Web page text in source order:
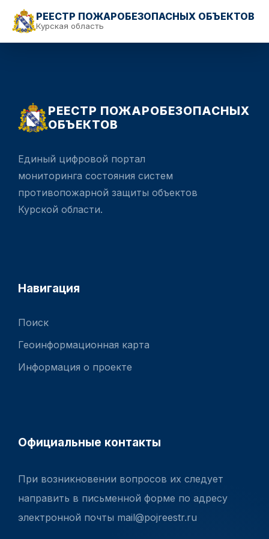
РЕЕСТР ПОЖАРОБЕЗОПАСНЫХ ОБЪЕКТОВ
Курская область
РЕЕСТР ПОЖАРОБЕЗОПАСНЫХ
ОБЪЕКТОВ
Единый цифровой портал
мониторинга состояния систем
противопожарной защиты объектов
Курской области.
Навигация
Поиск
Геоинформационная карта
Информация о проекте
Официальные контакты
При возникновении вопросов их следует
направить в письменной форме по адресу
электронной почты mail@pojreestr.ru